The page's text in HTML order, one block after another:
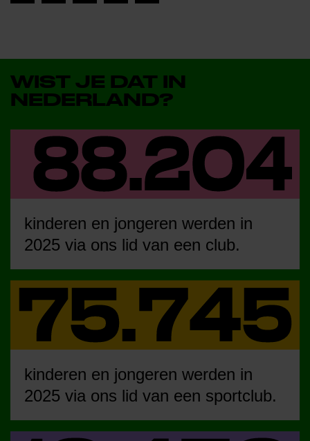
WIST JE DAT IN
NEDERLAND?
kinderen en jongeren werden in
2025 via ons lid van een club.
kinderen en jongeren werden in
2025 via ons lid van een sportclub.